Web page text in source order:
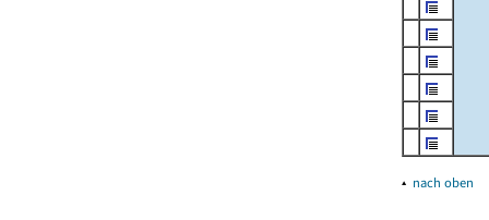
▴ nach oben